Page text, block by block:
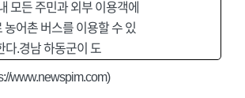
모든 주민과 외부 이용객에
농어촌 버스를 이용할 수 있
다.경남 하동군이 도
www.newspim.com)